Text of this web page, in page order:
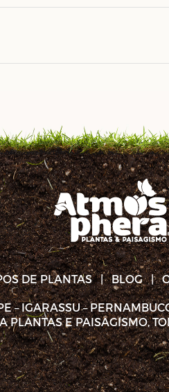
DE PLANTAS | BLOG |
– IGARASSU –
PLANTAS E PAISAGISMO,